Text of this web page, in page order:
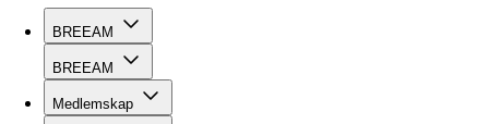
BREEAM
BREEAM
Medlemskap